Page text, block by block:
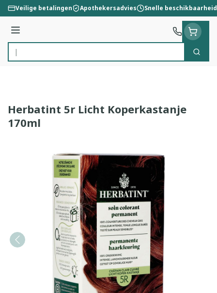
Ga naar de inhoud
Veilige betalingen Apothekersadvies Snelle beschikbaarheid
Menu
Product, merk, categorie...
Zoek
Herbatint 5r Licht Koperkastanje
170ml